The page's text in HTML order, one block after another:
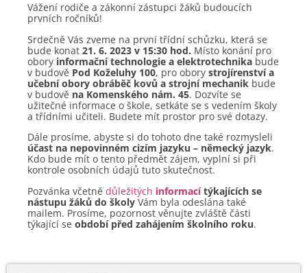
Vážení rodiče a zákonní zástupci žáků budoucích
prvních ročníků!
Srdečně Vás zveme na první třídní schůzku, která se
bude konat 21. 6. 2023 v 15:30 hod. Místo konání pro
obory informační technologie a elektrotechnika bude
v budově Pod Koželuhy 100, pro obory strojírenství a
učební obory obráběč kovů a strojní mechanik bude
v budově na Komenského nám. 45. Dozvíte se
užitečné informace o škole, setkáte se s vedením školy
a třídními učiteli. Budete mít prostor pro své dotazy.
Dále prosíme, abyste si do tohoto dne také rozmysleli
účast na nepovinném cizím jazyku – německý jazyk.
Kdo bude mít o tento předmět zájem, vyplní si při
kontrole osobních údajů tuto skutečnost.
Pozvánka včetně důležitých informacítýkajících se
nástupu žáků do školy Vám byla odeslána také
mailem. Prosíme, pozornost věnujte zvláště části
týkající se období před zahájením školního roku.